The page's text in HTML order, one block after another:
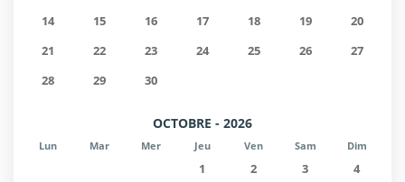
14
15 16 17 18 19
20
21
22 23 24 25 26
27
28
29 30
OCTOBRE - 2026
Lun Mar Mer Jeu Ven Sam Dim
1 2 3
4